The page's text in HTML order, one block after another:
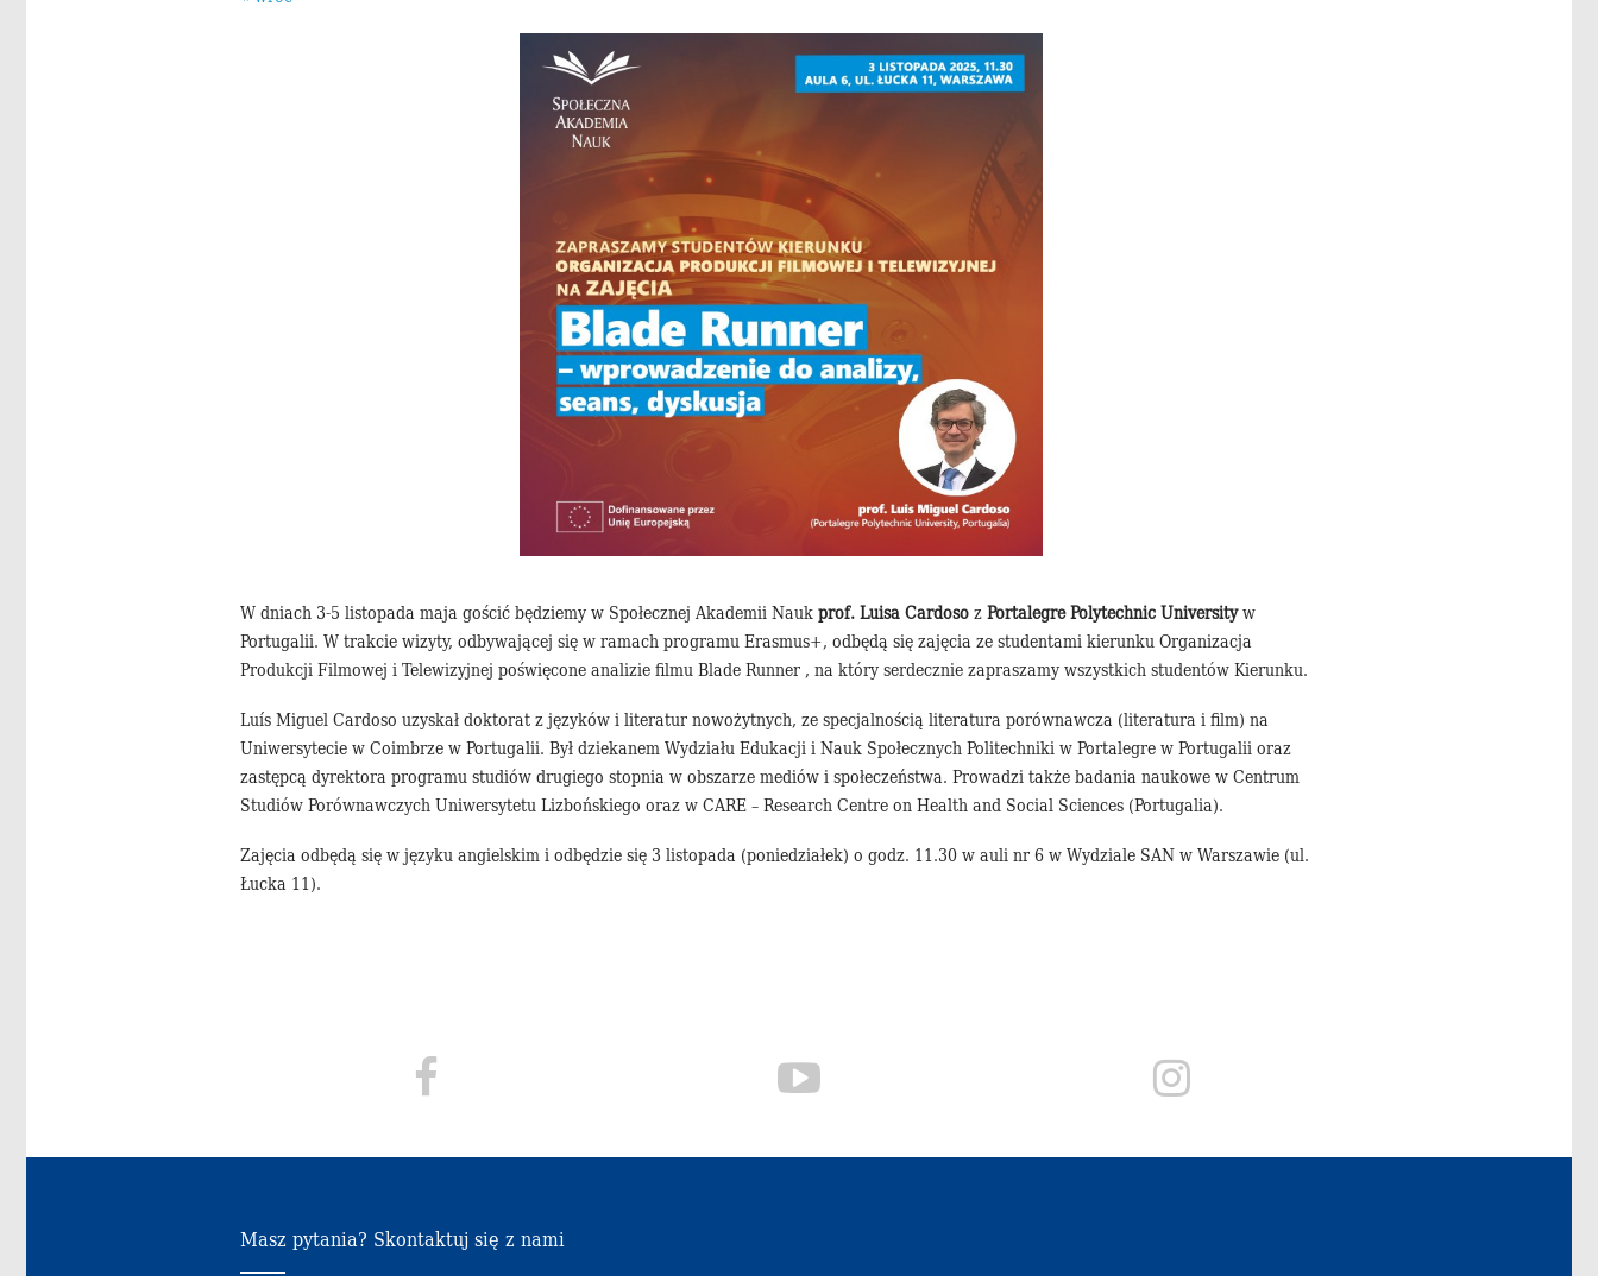
W dniach 3-5 listopada maja gościć będziemy w Społecznej Akademii Naukprof. Luisa CardosozPortalegre Polytechnic Universityw
Portugalii. W trakcie wizyty, odbywającej się w ramach programu Erasmus+, odbędą się zajęcia ze studentami kierunku Organizacja
Produkcji Filmowej i Telewizyjnej poświęcone analizie filmu Blade Runner , na który serdecznie zapraszamy wszystkich studentów Kierunku.
Luís Miguel Cardoso uzyskał doktorat z języków i literatur nowożytnych, ze specjalnością literatura porównawcza (literatura i film) na
Uniwersytecie w Coimbrze w Portugalii. Był dziekanem Wydziału Edukacji i Nauk Społecznych Politechniki w Portalegre w Portugalii oraz
zastępcą dyrektora programu studiów drugiego stopnia w obszarze mediów i społeczeństwa. Prowadzi także badania naukowe w Centrum
Studiów Porównawczych Uniwersytetu Lizbońskiego oraz w CARE – Research Centre on Health and Social Sciences (Portugalia).
Zajęcia odbędą się w języku angielskim i odbędzie się 3 listopada (poniedziałek) o godz. 11.30 w auli nr 6 w Wydziale SAN w Warszawie (ul.
Łucka 11).
Masz pytania? Skontaktuj się z nami